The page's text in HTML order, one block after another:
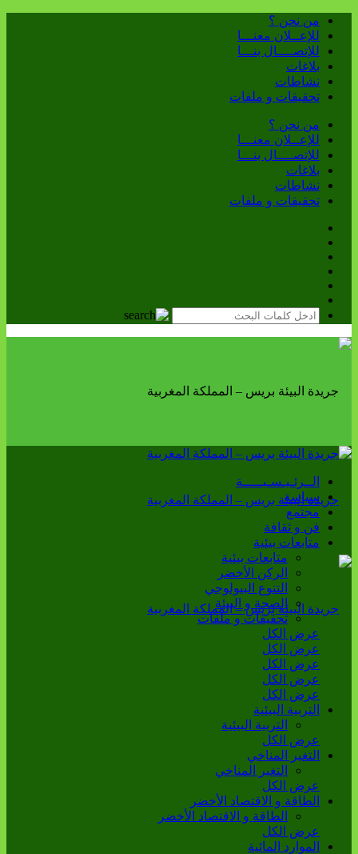
من نحن ؟
للإعــلان معنـــا
للإتصــــال بنـــا
بلاغات
نشاطات
تحقيقات و ملفات
من نحن ؟
للإعــلان معنـــا
للإتصــــال بنـــا
بلاغات
نشاطات
تحقيقات و ملفات
الــرئـيـسـيـــــة
سياسة
مجتمع
فن و ثقافة
متابعات بيئية
متابعات بيئية
الركن الأخضر
التنوع البيولوجي
الصحة و البيئة
تحقيقات و ملفات
عرض الكل
عرض الكل
عرض الكل
عرض الكل
عرض الكل
التربية البيئية
التربية البيئية
عرض الكل
التغير المناخي
التغير المناخي
عرض الكل
الطاقة و الاقتصاد الأخضر
الطاقة و الاقتصاد الأخضر
عرض الكل
الموارد المائية